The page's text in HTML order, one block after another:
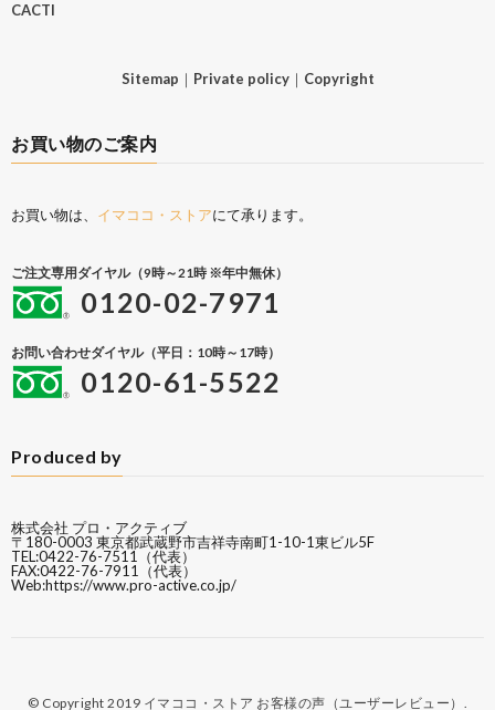
CACTI
Sitemap ｜ Private policy｜ Copyright
お買い物のご案内
お買い物は、 イマココ・ストアにて承ります。
ご注文専用ダイヤル（9時～21時 ※年中無休）
0120-02-7971
お問い合わせダイヤル（平日：10時～17時）
0120-61-5522
Produced by
株式会社 プロ・アクティブ
〒180-0003 東京都武蔵野市吉祥寺南町1-10-1東ビル5F
TEL:0422-76-7511（代表）
FAX:0422-76-7911（代表）
Web:https://www.pro-active.co.jp/
© Copyright 2019 イマココ・ストア お客様の声（ユーザーレビュー）